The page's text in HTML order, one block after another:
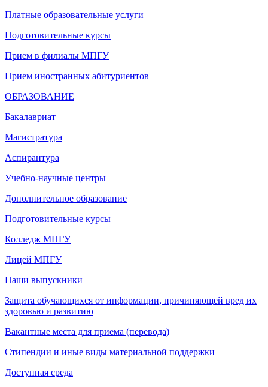
Платные образовательные услуги
Подготовительные курсы
Прием в филиалы МПГУ
Прием иностранных абитуриентов
ОБРАЗОВАНИЕ
Бакалавриат
Магистратура
Аспирантура
Учебно-научные центры
Дополнительное образование
Подготовительные курсы
Колледж МПГУ
Лицей МПГУ
Наши выпускники
Защита обучающихся от информации, причиняющей вред их
здоровью и развитию
Вакантные места для приема (перевода)
Стипендии и иные виды материальной поддержки
Доступная среда